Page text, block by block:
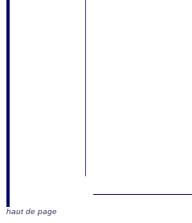
haut de page